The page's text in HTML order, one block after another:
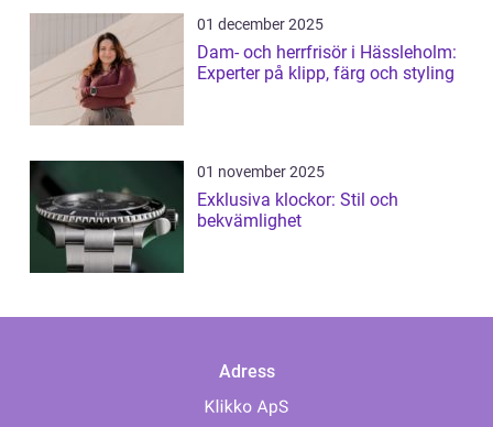
01 december 2025
Dam- och herrfrisör i Hässleholm:
Experter på klipp, färg och styling
01 november 2025
Exklusiva klockor: Stil och
bekvämlighet
Adress